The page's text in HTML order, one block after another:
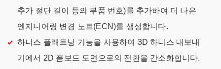
추가 절단 길이 등의 부품 번호)를 추가하여 더 나은
엔지니어링 변경 노트(ECN)를 생성합니다.
하니스 플래트닝 기능을 사용하여 3D 하니스 내보내
기에서 2D 폼보드 도면으로의 전환을 간소화합니다.